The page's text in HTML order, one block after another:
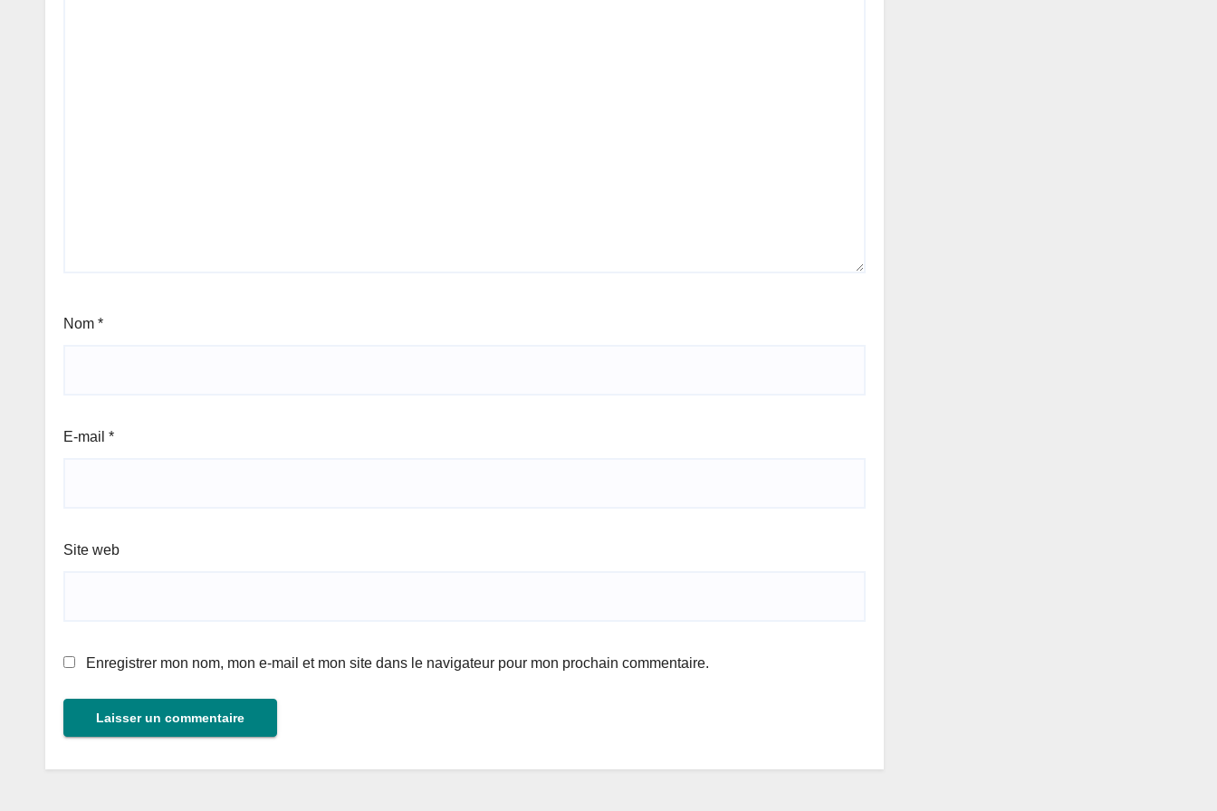
Nom *
E-mail *
Site web
Enregistrer mon nom, mon e-mail et mon site dans le navigateur pour mon prochain commentaire.